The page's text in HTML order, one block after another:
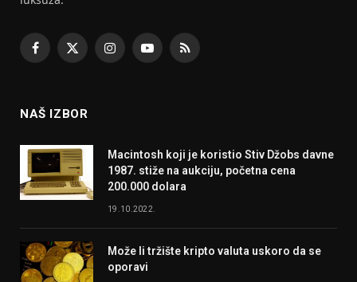
Facebook
X
InstagramYouTubeRSS
NAŠ IZBOR
Macintosh koji je koristio Stiv Džobs davne
1987. stiže na aukciju, početna cena
200.000 dolara
19.10.2022.
Može li tržište kripto valuta uskoro da se
oporavi